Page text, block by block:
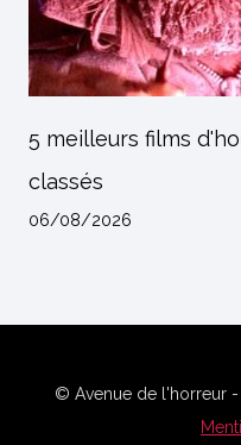
5 meilleurs films
classés
06/08/2026
© Avenue de l'horreur -